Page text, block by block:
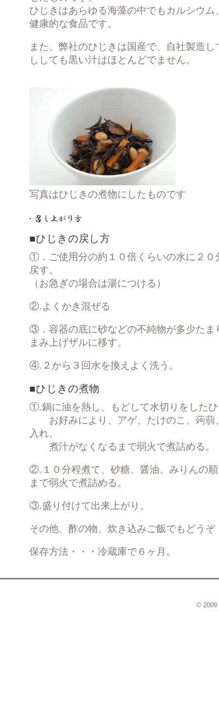
ひじきはあらゆる海藻の中でもカルシウ
健康的な食品です。
また、弊社のひじきは国産で、自社製造
ししても黒い汁はほとんどでません。
写真はひじきの煮物にしたものです
■ひじきの戻し方
①．ご使用分の約１０倍くらいの水に２０
戻す。
（お急ぎの場合は湯につける）
②.よくかき混ぜる
③．容器の底に砂などの不純物が多少たま
まみ上げザルに移す。
④.２から３回水を換えよく洗う。
■ひじきの煮物
①.鍋に油を熱し、もどして水切りをした
お好みにより、アゲ、たけのこ、蒟蒻
入れ、
煮汁がなくなるまで弱火で煮詰める。
②.１０分程煮て、砂糖、醤油、みりんの
まで弱火で煮詰める。
③.盛り付けて出来上がり。
その他、酢の物、炊き込みご飯でもどうぞ
保存方法・・・冷蔵庫で６ヶ月。
© 2009